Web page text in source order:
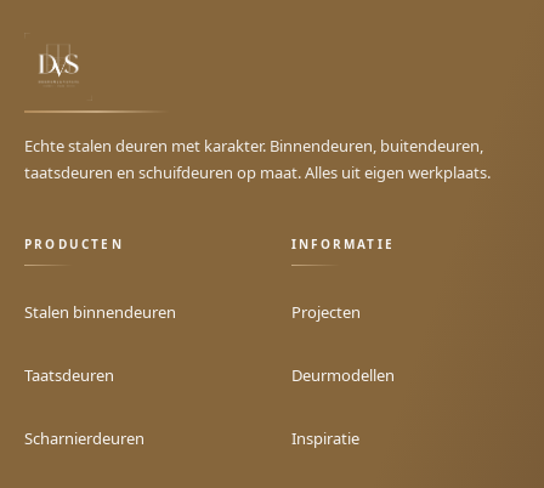
Echte stalen deuren met karakter. Binnendeuren, buitendeuren,
taatsdeuren en schuifdeuren op maat. Alles uit eigen werkplaats.
PRODUCTEN
Stalen binnendeuren
Taatsdeuren
Scharnierdeuren
INFORMATIE
Projecten
Deurmodellen
Inspiratie